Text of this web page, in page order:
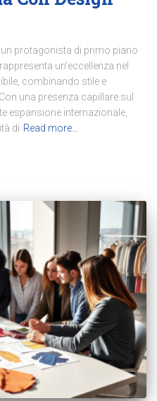
protagonista di primo piano
un’eccellenza nel
combinando stile e
una presenza capillare sul
espansione internazionale,
di Read more…